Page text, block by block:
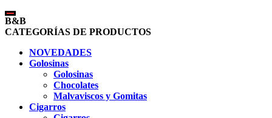
B&B
CATEGORÍAS DE PRODUCTOS
NOVEDADES
Golosinas
Golosinas
Chocolates
Malvaviscos y Gomitas
Cigarros